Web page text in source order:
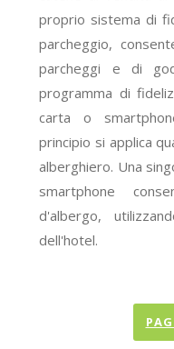
proprio sistema di
parcheggio,
parcheggi e di
programma di
carta o
principio si applica
alberghiero. Una
smartphone
d'albergo,
dell'hotel.